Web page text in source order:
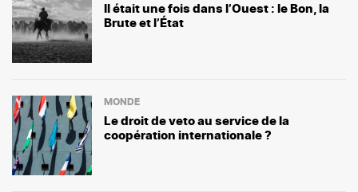
Il était une fois dans l’Ouest : le Bon, la
Brute et l’État
MONDE
Le droit de veto au service de la
coopération internationale ?